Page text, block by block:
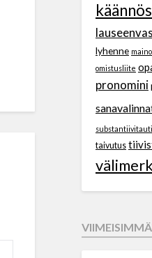
lyhenne
omistusliite
pronomini
substantiivitauti
taivutus